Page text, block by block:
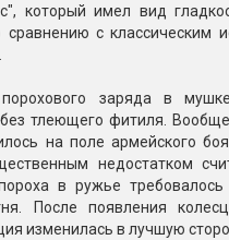
который имел вид
с классическим
заряда в
тлеющего фитиля.
на поле армейского
недостатком
в ружье требовалось
После появления
изменилась в лучшую